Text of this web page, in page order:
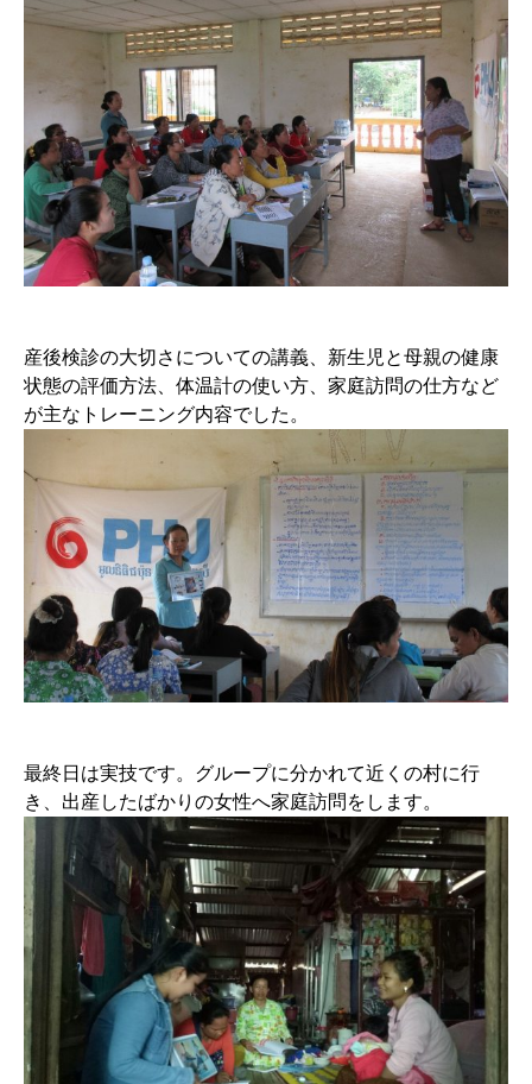
産後検診の大切さについての講義、新生児と母親の健康
状態の評価方法、体温計の使い方、家庭訪問の仕方など
が主なトレーニング内容でした。
最終日は実技です。グループに分かれて近くの村に行
き、出産したばかりの女性へ家庭訪問をします。